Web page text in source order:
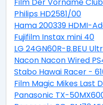
Philips HD2581/00
Hama 200339 HDMI-
Fujifilm Instax mini 40
LG 24GN60R-B.BEU
Nacon Nacon Wired
Stabo Hawai Racer -
Film Magic Mikes Last
Panasonic TX-